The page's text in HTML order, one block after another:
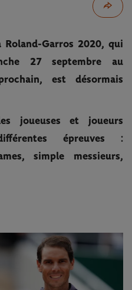
Garros 2020, qui
27 septembre au
est désormais
joueuses et joueurs
épreuves :
simple messieurs,